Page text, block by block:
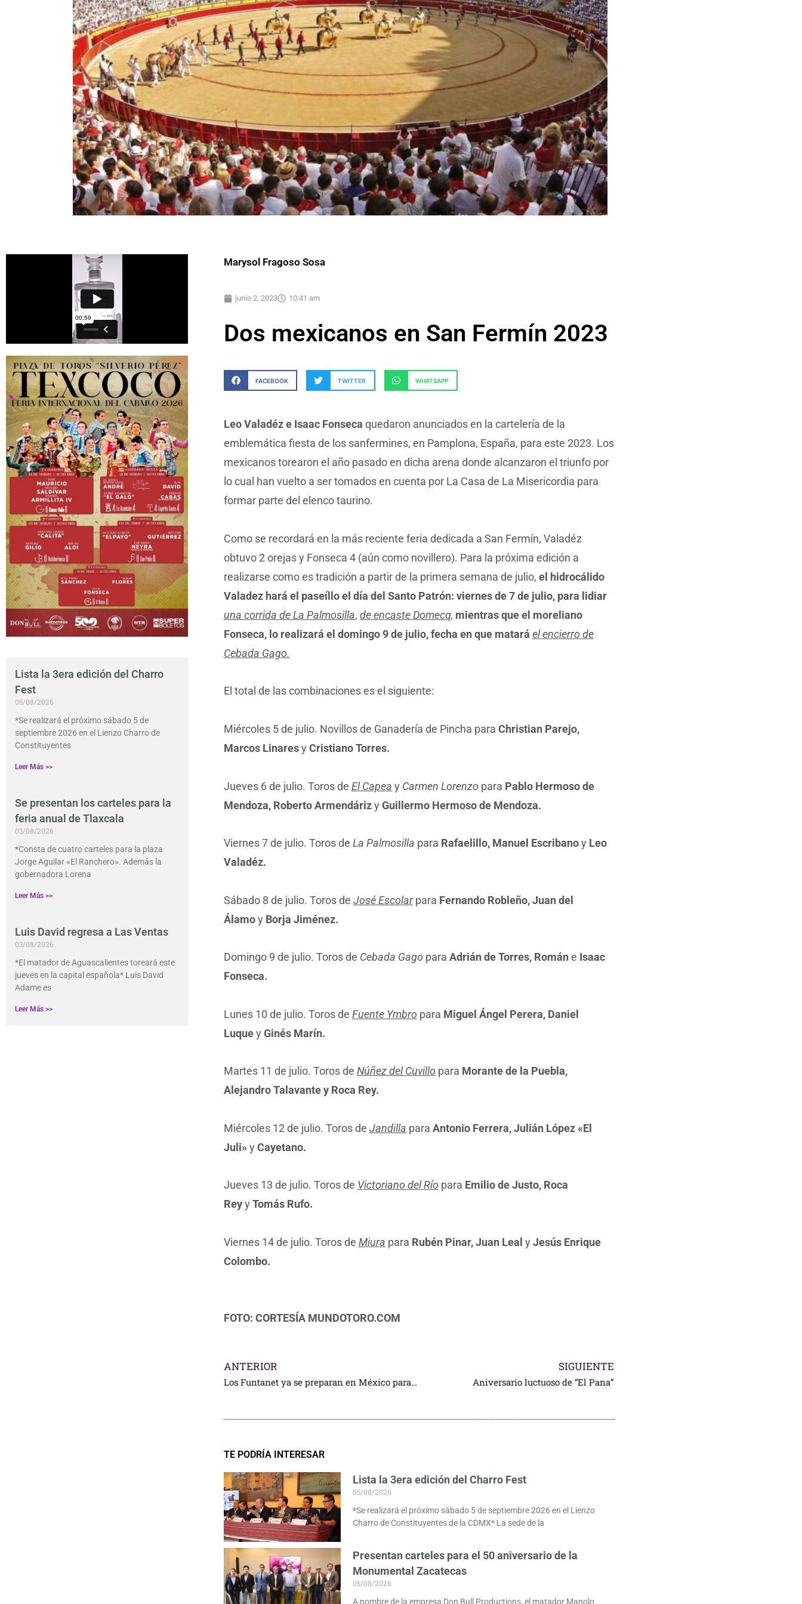
Lista la 3era edición del Charro
Fest
05/08/2026
*Se realizará el próximo sábado 5 de
septiembre 2026 en el Lienzo Charro de
Constituyentes
Leer Más >>
Se presentan los carteles para la
feria anual de Tlaxcala
03/08/2026
*Consta de cuatro carteles para la plaza
Jorge Aguilar «El Ranchero». Además la
gobernadora Lorena
Leer Más >>
Luis David regresa a Las Ventas
03/08/2026
*El matador de Aguascalientes toreará este
jueves en la capital española* Luis David
Adame es
Leer Más >>
Marysol Fragoso Sosa
junio 2, 2023 10:41 am
Dos mexicanos en San Fermín 2023
FACEBOOK TWITTER WHATSAPP
Leo Valadéz e Isaac Fonseca quedaron anunciados en la cartelería de la
emblemática fiesta de los sanfermines, en Pamplona, España, para este 2023. Los
mexicanos torearon el año pasado en dicha arena donde alcanzaron el triunfo por
lo cual han vuelto a ser tomados en cuenta por La Casa de La Misericordia para
formar parte del elenco taurino.
Como se recordará en la más reciente feria dedicada a San Fermín, Valadéz
obtuvo 2 orejas y Fonseca 4 (aún como novillero). Para la próxima edición a
realizarse como es tradición a partir de la primera semana de julio, el hidrocálido
Valadez hará el paseíllo el día del Santo Patrón: viernes de 7 de julio, para lidiar
una corrida de La Palmosilla, de encaste Domecq, mientras que el moreliano
Fonseca, lo realizará el domingo 9 de julio, fecha en que matará el encierro de
Cebada Gago.
El total de las combinaciones es el siguiente:
Miércoles 5 de julio. Novillos de Ganadería de Pincha para Christian Parejo,
Marcos Linaresy Cristiano Torres.
Jueves 6 de julio. Toros de El Capea y Carmen Lorenzo para Pablo Hermoso de
Mendoza, Roberto Armendárizy Guillermo Hermoso de Mendoza.
Viernes 7 de julio. Toros de La Palmosilla para Rafaelillo, Manuel Escribanoy Leo
Valadéz.
Sábado 8 de julio. Toros de José Escolarpara Fernando Robleño, Juan del
Álamoy Borja Jiménez.
Domingo 9 de julio. Toros de Cebada Gago para Adrián de Torres, Románe Isaac
Fonseca.
Lunes 10 de julio. Toros de Fuente Ymbro para Miguel Ángel Perera, Daniel
Luquey Ginés Marín.
Martes 11 de julio. Toros de Núñez del Cuvillo para Morante de la Puebla,
Alejandro Talavante y Roca Rey.
Miércoles 12 de julio. Toros de Jandilla para Antonio Ferrera, Julián López «El
Juli» y Cayetano.
Jueves 13 de julio. Toros de Victoriano del Río para Emilio de Justo, Roca
Reyy Tomás Rufo.
Viernes 14 de julio. Toros de Miura para Rubén Pinar, Juan Leal y Jesús Enrique
Colombo.
FOTO: CORTESÍA MUNDOTORO.COM
ANTERIOR
Los Funtanet ya se preparan en México para sus próximos compromisos
SIGUIENTE
Aniversario luctuoso de “El Pana”
TE PODRÍA INTERESAR
Lista la 3era edición del Charro Fest
05/08/2026
*Se realizará el próximo sábado 5 de septiembre 2026 en el Lienzo
Charro de Constituyentes de la CDMX* La sede de la
Presentan carteles para el 50 aniversario de la
Monumental Zacatecas
05/08/2026
A nombre de la empresa Don Bull Productions, el matador Manolo